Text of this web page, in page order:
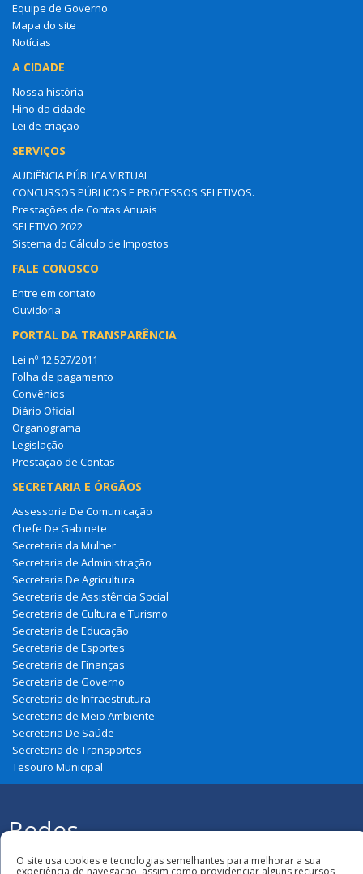
Equipe de Governo
Mapa do site
Notícias
A CIDADE
Nossa história
Hino da cidade
Lei de criação
SERVIÇOS
AUDIÊNCIA PÚBLICA VIRTUAL
CONCURSOS PÚBLICOS E PROCESSOS SELETIVOS.
Prestações de Contas Anuais
SELETIVO 2022
Sistema do Cálculo de Impostos
FALE CONOSCO
Entre em contato
Ouvidoria
PORTAL DA TRANSPARÊNCIA
Lei nº 12.527/2011
Folha de pagamento
Convênios
Diário Oficial
Organograma
Legislação
Prestação de Contas
SECRETARIA E ÓRGÃOS
Assessoria De Comunicação
Chefe De Gabinete
Secretaria da Mulher
Secretaria de Administração
Secretaria De Agricultura
Secretaria de Assistência Social
Secretaria de Cultura e Turismo
Secretaria de Educação
Secretaria de Esportes
Secretaria de Finanças
Secretaria de Governo
Secretaria de Infraestrutura
Secretaria de Meio Ambiente
Secretaria De Saúde
Secretaria de Transportes
Tesouro Municipal
Redes
Sociais
Municipal de Belágua
O site usa cookies e tecnologias semelhantes para melhorar a sua
experiência de navegação, assim como providenciar alguns recursos